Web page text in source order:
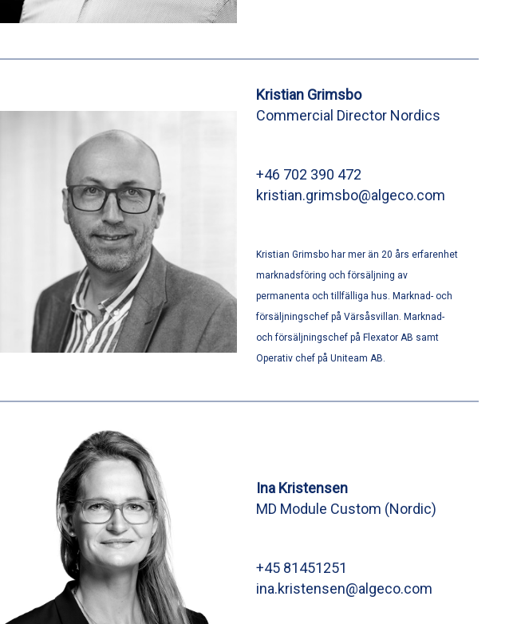
Kristian Grimsbo
Commercial Director Nordics
+46 702 390 472
kristian.grimsbo@algeco.com
Kristian Grimsbo har mer än 20 års erfarenhet
marknadsföring och försäljning av
permanenta och tillfälliga hus. Marknad- och
försäljningschef på Värsåsvillan. Marknad-
och försäljningschef på Flexator AB samt
Operativ chef på Uniteam AB.
Ina Kristensen
MD Module Custom (Nordic)
+45 81451251
ina.kristensen@algeco.com